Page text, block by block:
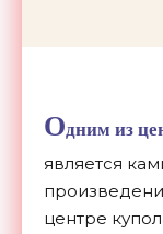
Одним из
является
центре